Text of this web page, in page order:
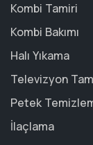
Kombi Tamiri
Kombi Bakımı
Halı Yıkama
Televizyon
Petek
İlaçlama